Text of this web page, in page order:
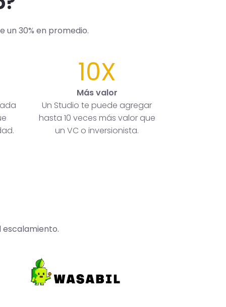
un 30% en promedio.
10X
Más valor
Un Studio te puede agregar
hasta 10 veces más valor que
un VC o inversionista.